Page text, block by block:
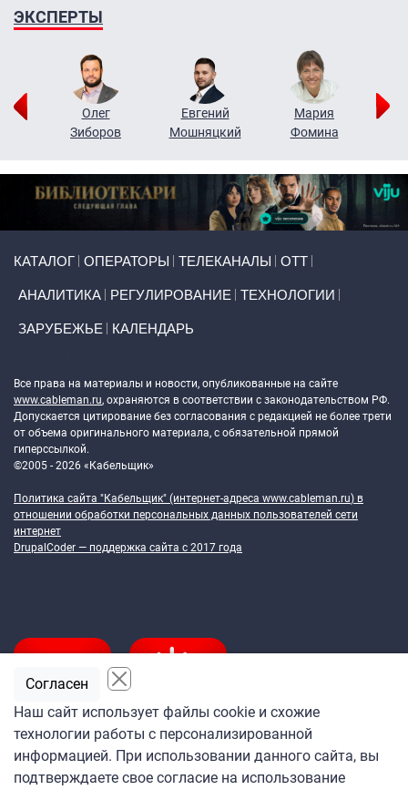
ЭКСПЕРТЫ
Олег
Зиборов
Евгений
Мошняцкий
Мария
Фомина
КАТАЛОГ ОПЕРАТОРЫ ТЕЛЕКАНАЛЫ ОТТ
АНАЛИТИКА РЕГУЛИРОВАНИЕ ТЕХНОЛОГИИ
ЗАРУБЕЖЬЕ КАЛЕНДАРЬ
Все права на материалы и новости, опубликованные на сайте
www.cableman.ru, охраняются в соответствии с законодательством РФ.
Допускается цитирование без согласования с редакцией не более трети
от объема оригинального материала, с обязательной прямой
гиперссылкой.
©2005 - 2026 «Кабельщик»
Политика сайта "Кабельщик" (интернет-адреса www.cableman.ru) в
отношении обработки персональных данных пользователей сети
интернет
DrupalCoder — поддержка сайта c 2017 года
Подпишитесь
на ежедневную рассылку
Наш сайт использует файлы cookie и схожие
технологии работы с персонализированной
информацией. При использовании данного сайта, вы
подтверждаете свое согласие на использование
Согласен